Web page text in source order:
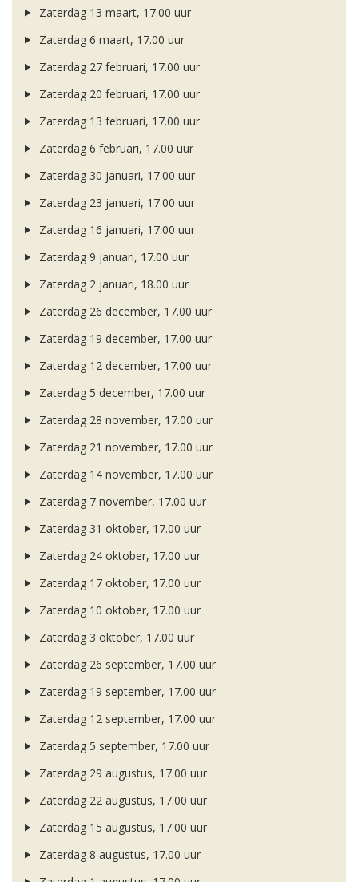
Zaterdag 13 maart, 17.00 uur
Zaterdag 6 maart, 17.00 uur
Zaterdag 27 februari, 17.00 uur
Zaterdag 20 februari, 17.00 uur
Zaterdag 13 februari, 17.00 uur
Zaterdag 6 februari, 17.00 uur
Zaterdag 30 januari, 17.00 uur
Zaterdag 23 januari, 17.00 uur
Zaterdag 16 januari, 17.00 uur
Zaterdag 9 januari, 17.00 uur
Zaterdag 2 januari, 18.00 uur
Zaterdag 26 december, 17.00 uur
Zaterdag 19 december, 17.00 uur
Zaterdag 12 december, 17.00 uur
Zaterdag 5 december, 17.00 uur
Zaterdag 28 november, 17.00 uur
Zaterdag 21 november, 17.00 uur
Zaterdag 14 november, 17.00 uur
Zaterdag 7 november, 17.00 uur
Zaterdag 31 oktober, 17.00 uur
Zaterdag 24 oktober, 17.00 uur
Zaterdag 17 oktober, 17.00 uur
Zaterdag 10 oktober, 17.00 uur
Zaterdag 3 oktober, 17.00 uur
Zaterdag 26 september, 17.00 uur
Zaterdag 19 september, 17.00 uur
Zaterdag 12 september, 17.00 uur
Zaterdag 5 september, 17.00 uur
Zaterdag 29 augustus, 17.00 uur
Zaterdag 22 augustus, 17.00 uur
Zaterdag 15 augustus, 17.00 uur
Zaterdag 8 augustus, 17.00 uur